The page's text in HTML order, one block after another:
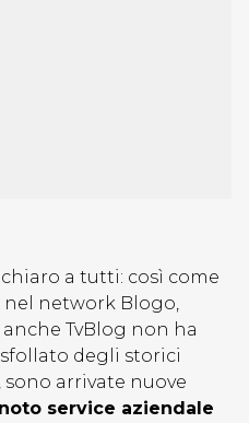
a tutti: così come
network Blogo,
TvBlog non ha
degli storici
arrivate nuove
service aziendale